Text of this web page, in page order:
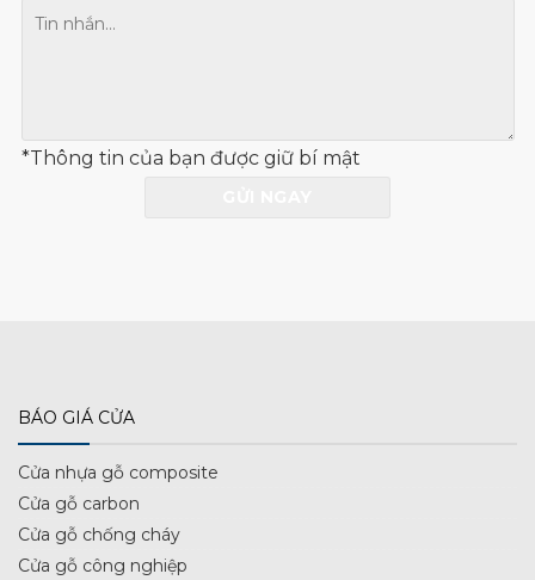
*Thông tin của bạn được giữ bí mật
BÁO GIÁ CỬA
Cửa nhựa gỗ composite
Cửa gỗ carbon
Cửa gỗ chống cháy
Cửa gỗ công nghiệp